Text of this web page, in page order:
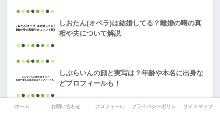
しおたん(オペラ)は結婚してる？離婚の噂の真
相や夫について解説
しぶらいんの顔と実写は？年齢や本名に出身な
どプロフィールも！
ホーム お問い合わせ プロフィール プライバシーポリシー サイトマップ